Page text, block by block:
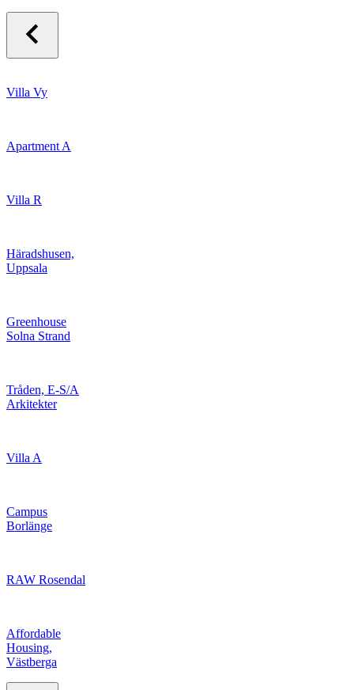
Villa Vy
Apartment A
Villa R
Häradshusen,
Uppsala
Greenhouse
Solna Strand
Tråden, E-S/A
Arkitekter
Villa A
Campus
Borlänge
RAW Rosendal
Affordable
Housing,
Västberga